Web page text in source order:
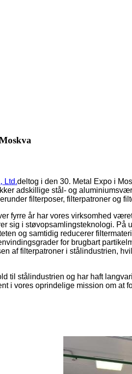
Ltd.deltog i den 30. Metal Expo i
adskillige stål- og
filterposer, filterpatroner og
fyrre år har vores virksomhed
sig i støvopsamlingsteknologi.
og samtidig reducerer
for brugbart
af ​​filterpatroner i stålindustrien,
til stålindustrien og har haft
i vores oprindelige mission om at